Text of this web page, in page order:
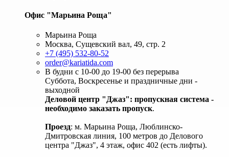
Офис "Марьина Роща"
Марьина Роща
Москва, Сущевский вал, 49, стр. 2
+7 (495) 532-80-52
order@kariatida.com
В будни с 10-00 до 19-00 без перерыва
Суббота, Воскресенье и праздничные дни -
выходной
Деловой центр "Джаз": пропускная система -
необходимо заказать пропуск.
Проезд: м. Марьина Роща, Люблинско-
Дмитровская линия, 100 метров до Делового
центра "Джаз", 4 этаж, офис 402 (есть лифты).